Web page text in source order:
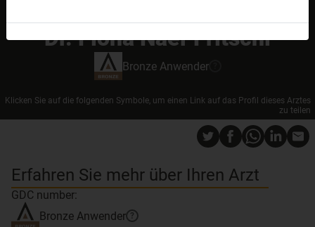
Dr. Fiona Naef Fritschi
Bronze Anwender
Klicken Sie auf die folgenden Symbole, um einen Link auf das Profil dieses Arztes
zu teilen
Erfahren Sie mehr über Ihren Arzt
GDC number:
Bronze Anwender ?